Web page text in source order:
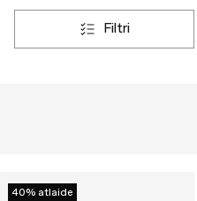
filtri
40% atlaide